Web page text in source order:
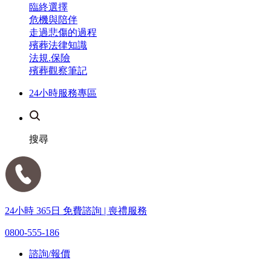
臨終選擇
危機與陪伴
走過悲傷的過程
殯葬法律知識
法規.保險
殯葬觀察筆記
24小時服務專區
搜尋
24小時 365日 免費諮詢 | 喪禮服務
0800-555-186
諮詢/報價